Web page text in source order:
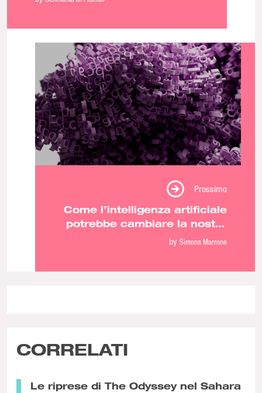
Prossimo
Come l’intelligenza artificiale
potrebbe cambiare la nostra
lingua
by Simona Marrone
CORRELATI
Le riprese di The Odyssey nel Sahara